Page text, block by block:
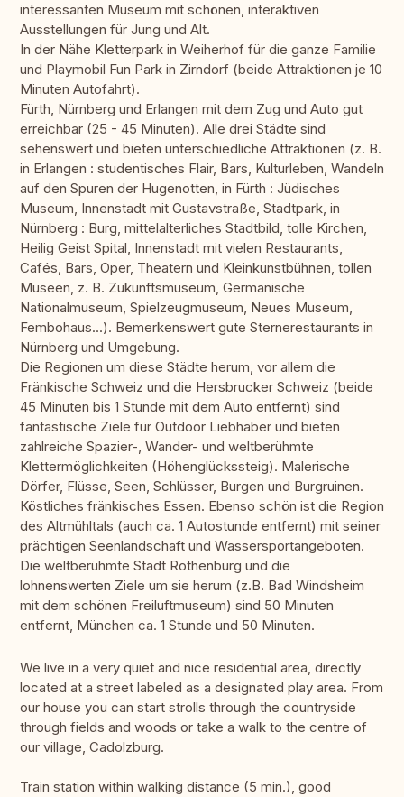
interessanten Museum mit schönen, interaktiven
Ausstellungen für Jung und Alt.
In der Nähe Kletterpark in Weiherhof für die ganze Familie
und Playmobil Fun Park in Zirndorf (beide Attraktionen je 10
Minuten Autofahrt).
Fürth, Nürnberg und Erlangen mit dem Zug und Auto gut
erreichbar (25 - 45 Minuten). Alle drei Städte sind
sehenswert und bieten unterschiedliche Attraktionen (z. B.
in Erlangen : studentisches Flair, Bars, Kulturleben, Wandeln
auf den Spuren der Hugenotten, in Fürth : Jüdisches
Museum, Innenstadt mit Gustavstraße, Stadtpark, in
Nürnberg : Burg, mittelalterliches Stadtbild, tolle Kirchen,
Heilig Geist Spital, Innenstadt mit vielen Restaurants,
Cafés, Bars, Oper, Theatern und Kleinkunstbühnen, tollen
Museen, z. B. Zukunftsmuseum, Germanische
Nationalmuseum, Spielzeugmuseum, Neues Museum,
Fembohaus...). Bemerkenswert gute Sternerestaurants in
Nürnberg und Umgebung.
Die Regionen um diese Städte herum, vor allem die
Fränkische Schweiz und die Hersbrucker Schweiz (beide
45 Minuten bis 1 Stunde mit dem Auto entfernt) sind
fantastische Ziele für Outdoor Liebhaber und bieten
zahlreiche Spazier-, Wander- und weltberühmte
Klettermöglichkeiten (Höhenglückssteig). Malerische
Dörfer, Flüsse, Seen, Schlüsser, Burgen und Burgruinen.
Köstliches fränkisches Essen. Ebenso schön ist die Region
des Altmühltals (auch ca. 1 Autostunde entfernt) mit seiner
prächtigen Seenlandschaft und Wassersportangeboten.
Die weltberühmte Stadt Rothenburg und die
lohnenswerten Ziele um sie herum (z.B. Bad Windsheim
mit dem schönen Freiluftmuseum) sind 50 Minuten
entfernt, München ca. 1 Stunde und 50 Minuten.
We live in a very quiet and nice residential area, directly
located at a street labeled as a designated play area. From
our house you can start strolls through the countryside
through fields and woods or take a walk to the centre of
our village, Cadolzburg.
Train station within walking distance (5 min.), good